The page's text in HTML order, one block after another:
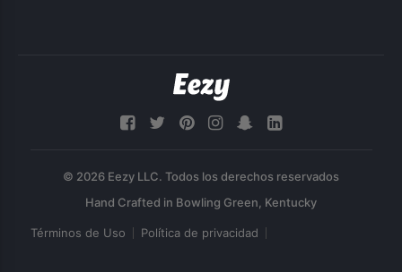
© 2026 Eezy LLC. Todos los derechos reservados
Términos de Uso Política de privacidad